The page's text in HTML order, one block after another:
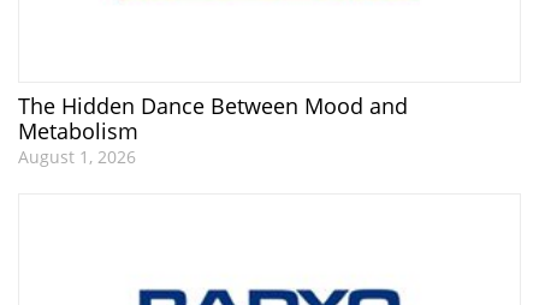
The Hidden Dance Between Mood and
Metabolism
August 1, 2026